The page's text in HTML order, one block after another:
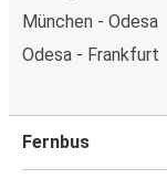
München - Odesa
Odesa - Frankfurt
Fernbus